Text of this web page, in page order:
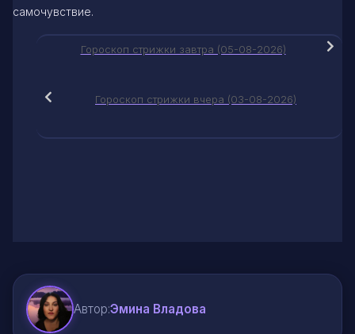
самочувствие.
Гороскоп стрижки завтра (05-08-2026)
Гороскоп стрижки вчера (03-08-2026)
Автор:Эмина Владова